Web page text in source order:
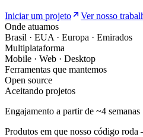
Iniciar um projeto
Ver nosso
Onde atuamos
Brasil · EUA · Europa · Emirados
Multiplataforma
Mobile · Web · Desktop
Ferramentas que mantemos
Open source
Aceitando projetos
Engajamento a partir de ~4 semanas
Produtos em que nosso código